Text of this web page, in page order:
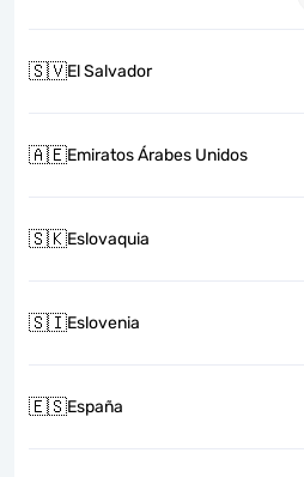
🇸🇻El Salvador
🇦🇪Emiratos Árabes Unidos
🇸🇰Eslovaquia
🇸🇮Eslovenia
🇪🇸España